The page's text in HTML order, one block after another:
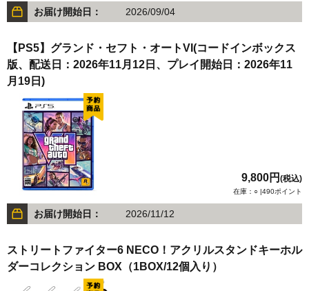
お届け開始日： 2026/09/04
【PS5】グランド・セフト・オートVI(コードインボックス
版、配送日：2026年11月12日、プレイ開始日：2026年11
月19日)
9,800円 (税込)
在庫：○ |490ポイント
お届け開始日： 2026/11/12
ストリートファイター6 NECO！アクリルスタンドキーホル
ダーコレクション BOX（1BOX/12個入り）